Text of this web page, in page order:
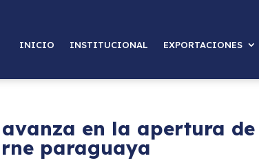
INICIO INSTITUCIONAL EXPORTACIONES
en la apertura de
paraguaya